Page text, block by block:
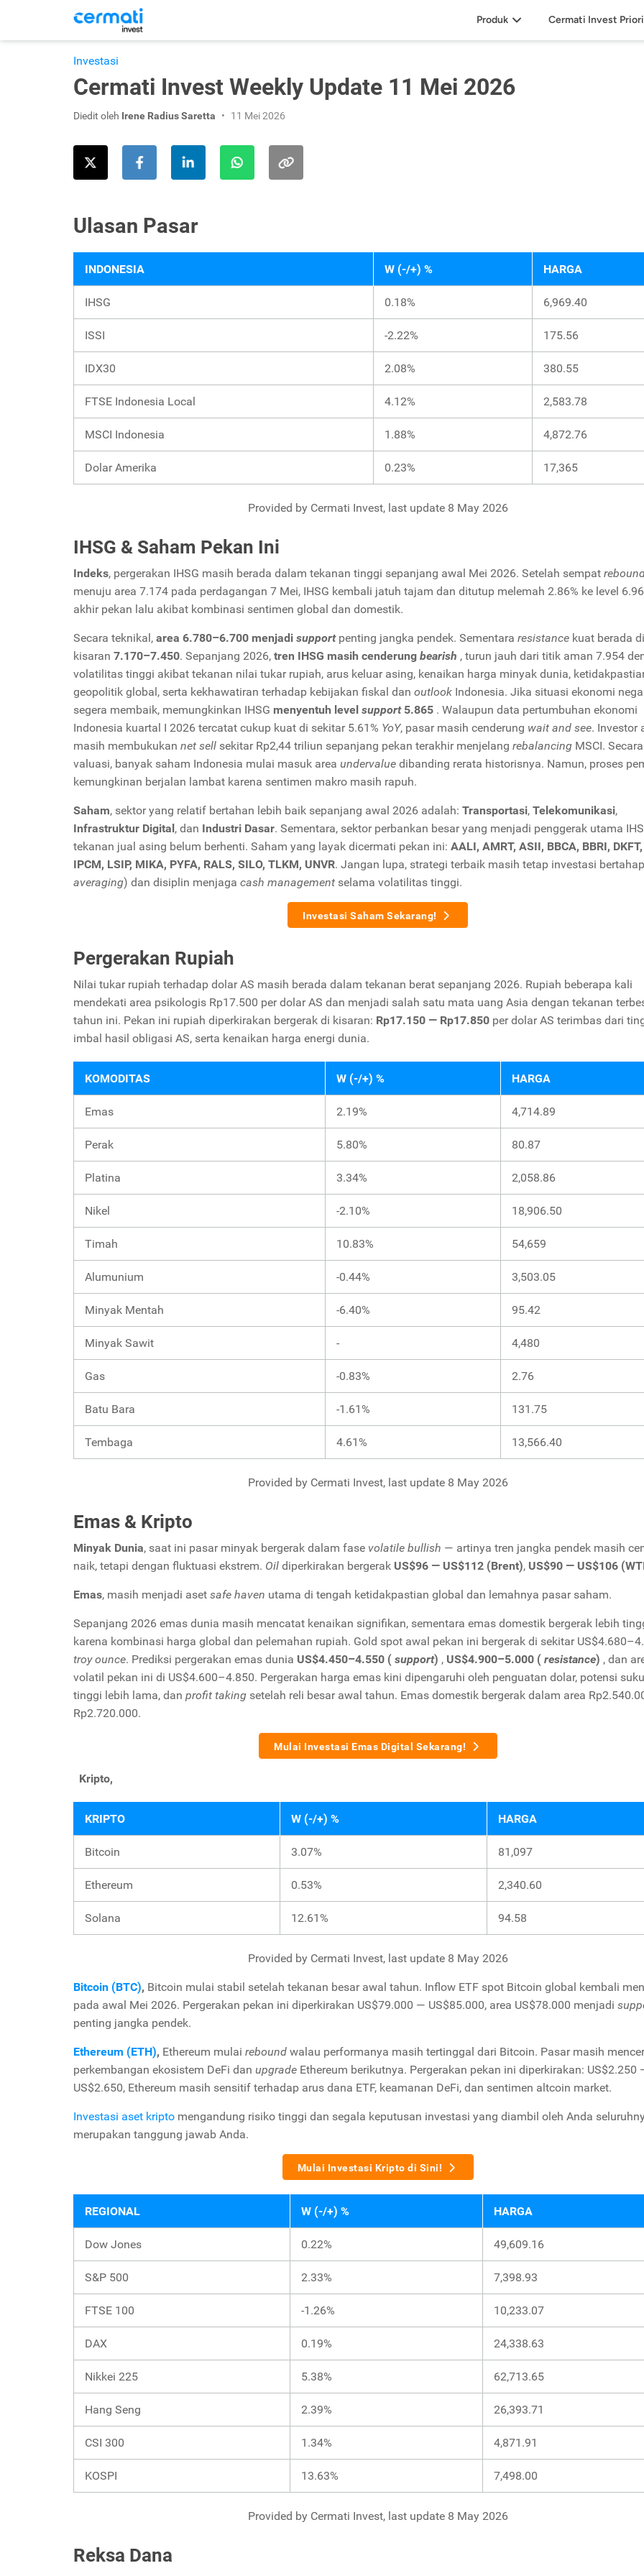
Produk Cermati Invest
Investasi
Cermati Invest Weekly Update 11 Mei 2026
Diedit oleh Irene Radius Saretta 11 Mei 2026
Ulasan Pasar
INDONESIA W (-/+) % HARGA
IHSG 0.18% 6,969.40
ISSI -2.22% 175.56
IDX30 2.08% 380.55
FTSE Indonesia Local 4.12% 2,583.78
MSCI Indonesia 1.88% 4,872.76
Dolar Amerika 0.23% 17,365
Provided by Cermati Invest, last update 8 May 2026
IHSG & Saham Pekan Ini
Indeks, pergerakan IHSG masih berada dalam tekanan tinggi sepanjang awal Mei 2026. Setelah sempat
menuju area 7.174 pada perdagangan 7 Mei, IHSG kembali jatuh tajam dan ditutup melemah 2.86% ke level
akhir pekan lalu akibat kombinasi sentimen global dan domestik.
Secara teknikal, area 6.780–6.700 menjadi support penting jangka pendek. Sementara resistance kuat berada di
kisaran 7.170–7.450. Sepanjang 2026, tren IHSG masih cenderung bearish , turun jauh dari titik aman 7.954
volatilitas tinggi akibat tekanan nilai tukar rupiah, arus keluar asing, kenaikan harga minyak dunia,
geopolitik global, serta kekhawatiran terhadap kebijakan fiskal dan outlook Indonesia. Jika situasi ekonomi
segera membaik, memungkinkan IHSG menyentuh level support5.865 . Walaupun data pertumbuhan ekonomi
Indonesia kuartal I 2026 tercatat cukup kuat di sekitar 5.61% YoY, pasar masih cenderung wait and see. Investor
masih membukukan net sell sekitar Rp2,44 triliun sepanjang pekan terakhir menjelang rebalancing MSCI. Secara
valuasi, banyak saham Indonesia mulai masuk area undervalue dibanding rerata historisnya. Namun, proses
kemungkinan berjalan lambat karena sentimen makro masih rapuh.
Saham, sektor yang relatif bertahan lebih baik sepanjang awal 2026 adalah: Transportasi, Telekomunikasi,
Infrastruktur Digital, dan Industri Dasar. Sementara, sektor perbankan besar yang menjadi penggerak utama
tekanan jual asing belum berhenti. Saham yang layak dicermati pekan ini: AALI, AMRT, ASII, BBCA, BBRI, DKFT,
IPCM, LSIP, MIKA, PYFA, RALS, SILO, TLKM, UNVR. Jangan lupa, strategi terbaik masih tetap investasi
averaging) dan disiplin menjaga cash management selama volatilitas tinggi.
Investasi Saham Sekarang!
Pergerakan Rupiah
Nilai tukar rupiah terhadap dolar AS masih berada dalam tekanan berat sepanjang 2026. Rupiah beberapa kali
mendekati area psikologis Rp17.500 per dolar AS dan menjadi salah satu mata uang Asia dengan tekanan
tahun ini. Pekan ini rupiah diperkirakan bergerak di kisaran: Rp17.150 — Rp17.850 per dolar AS terimbas dari
imbal hasil obligasi AS, serta kenaikan harga energi dunia.
KOMODITAS W (-/+) % HARGA
Emas 2.19% 4,714.89
Perak 5.80% 80.87
Platina 3.34% 2,058.86
Nikel -2.10% 18,906.50
Timah 10.83% 54,659
Alumunium -0.44% 3,503.05
Minyak Mentah -6.40% 95.42
Minyak Sawit - 4,480
Gas -0.83% 2.76
Batu Bara -1.61% 131.75
Tembaga 4.61% 13,566.40
Provided by Cermati Invest, last update 8 May 2026
Emas & Kripto
Minyak Dunia, saat ini pasar minyak bergerak dalam fase volatile bullish — artinya tren jangka pendek masih
naik, tetapi dengan fluktuasi ekstrem. Oil diperkirakan bergerak US$96 — US$112 (Brent), US$90 — US$106
Emas, masih menjadi aset safe haven utama di tengah ketidakpastian global dan lemahnya pasar saham.
Sepanjang 2026 emas dunia masih mencatat kenaikan signifikan, sementara emas domestik bergerak lebih
karena kombinasi harga global dan pelemahan rupiah. Gold spot awal pekan ini bergerak di sekitar
troy ounce. Prediksi pergerakan emas dunia US$4.450–4.550 ( support) , US$4.900–5.000 ( resistance) , dan
volatil pekan ini di US$4.600–4.850. Pergerakan harga emas kini dipengaruhi oleh penguatan dolar, potensi
tinggi lebih lama, dan profit taking setelah reli besar awal tahun. Emas domestik bergerak dalam area
Rp2.720.000.
Mulai Investasi Emas Digital Sekarang!
Kripto,
KRIPTO W (-/+) % HARGA
Bitcoin 3.07% 81,097
Ethereum 0.53% 2,340.60
Solana 12.61% 94.58
Provided by Cermati Invest, last update 8 May 2026
Bitcoin (BTC), Bitcoin mulai stabil setelah tekanan besar awal tahun. Inflow ETF spot Bitcoin global kembali
pada awal Mei 2026. Pergerakan pekan ini diperkirakan US$79.000 — US$85.000, area US$78.000 menjadi
penting jangka pendek.
Ethereum (ETH), Ethereum mulai rebound walau performanya masih tertinggal dari Bitcoin. Pasar masih
perkembangan ekosistem DeFi dan upgrade Ethereum berikutnya. Pergerakan pekan ini diperkirakan: US$2.250
US$2.650, Ethereum masih sensitif terhadap arus dana ETF, keamanan DeFi, dan sentimen altcoin market.
Investasi aset kripto mengandung risiko tinggi dan segala keputusan investasi yang diambil oleh Anda
merupakan tanggung jawab Anda.
Mulai Investasi Kripto di Sini!
REGIONAL W (-/+) % HARGA
Dow Jones 0.22% 49,609.16
S&P 500 2.33% 7,398.93
FTSE 100 -1.26% 10,233.07
DAX 0.19% 24,338.63
Nikkei 225 5.38% 62,713.65
Hang Seng 2.39% 26,393.71
CSI 300 1.34% 4,871.91
KOSPI 13.63% 7,498.00
Provided by Cermati Invest, last update 8 May 2026
Reksa Dana